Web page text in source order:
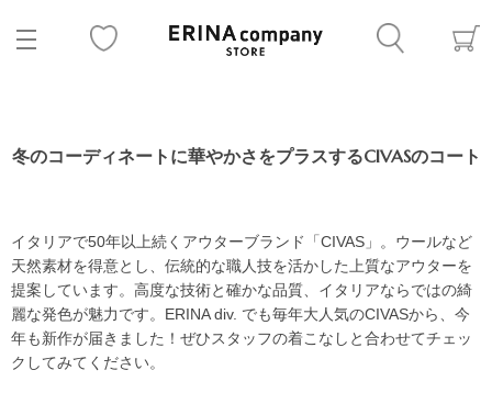
冬のコーディネートに華やかさをプラスするCIVASのコート
イタリアで50年以上続くアウターブランド「CIVAS」。ウールなど
天然素材を得意とし、伝統的な職人技を活かした上質なアウターを
提案しています。高度な技術と確かな品質、イタリアならではの綺
麗な発色が魅力です。ERINA div. でも毎年大人気のCIVASから、今
年も新作が届きました！ぜひスタッフの着こなしと合わせてチェッ
クしてみてください。